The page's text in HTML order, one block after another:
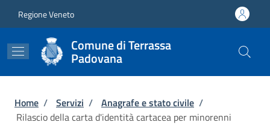
Regione Veneto
Comune di Terrassa
Padovana
Briciole di pane
Home / Servizi / Anagrafe e stato civile /
Rilascio della carta d'identità cartacea per minorenni